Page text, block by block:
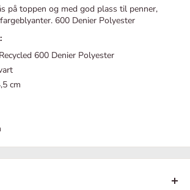
på toppen og med god plass til penner,
600 Denier Polyester
600 Denier Polyester
cm